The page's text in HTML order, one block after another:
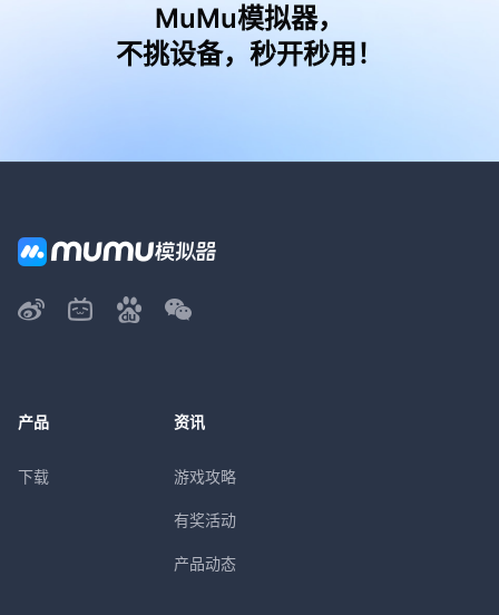
MuMu模拟器，
不挑设备，秒开秒用！
产品
下载
资讯
游戏攻略
有奖活动
产品动态